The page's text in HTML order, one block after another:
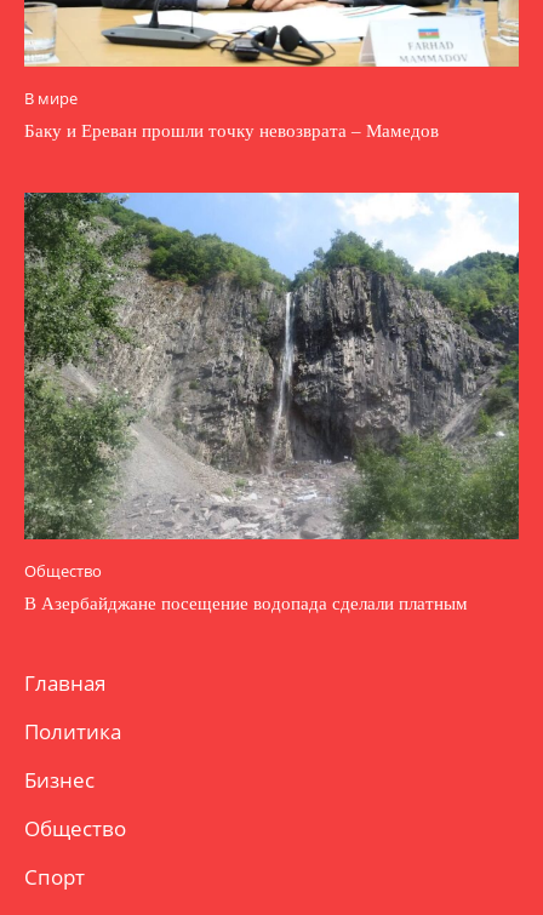
В мире
Баку и Ереван прошли точку невозврата – Мамедов
Общество
В Азербайджане посещение водопада сделали платным
Главная
Политика
Бизнес
Общество
Спорт